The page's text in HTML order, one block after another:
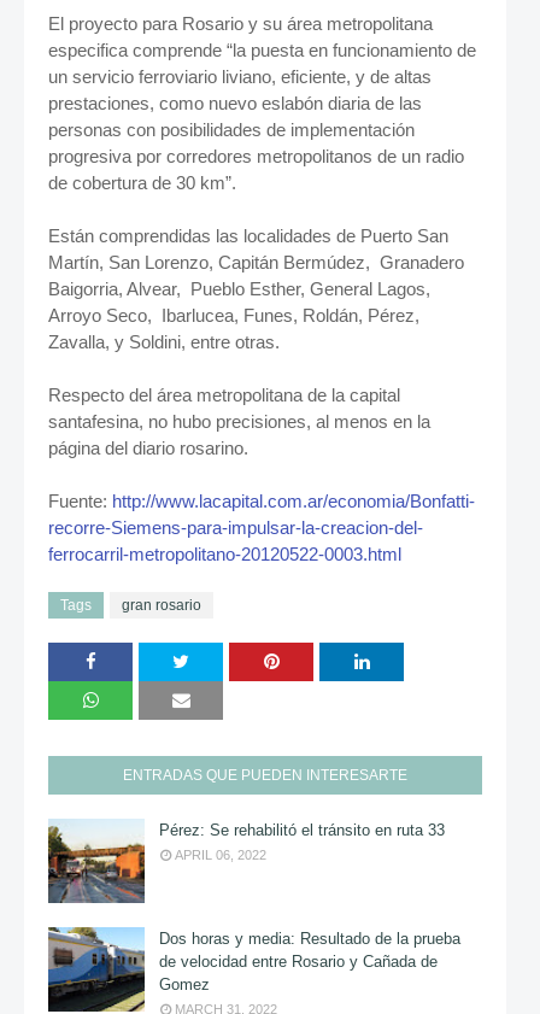
El proyecto para Rosario y su área metropolitana
especifica comprende “la puesta en funcionamiento de
un servicio ferroviario liviano, eficiente, y de altas
prestaciones, como nuevo eslabón diaria de las
personas con posibilidades de implementación
progresiva por corredores metropolitanos de un radio
de cobertura de 30 km”.
Están comprendidas las localidades de Puerto San
Martín, San Lorenzo, Capitán Bermúdez, Granadero
Baigorria, Alvear, Pueblo Esther, General Lagos,
Arroyo Seco, Ibarlucea, Funes, Roldán, Pérez,
Zavalla, y Soldini, entre otras.
Respecto del área metropolitana de la capital
santafesina, no hubo precisiones, al menos en la
página del diario rosarino.
Fuente: http://www.lacapital.com.ar/economia/Bonfatti-
recorre-Siemens-para-impulsar-la-creacion-del-
ferrocarril-metropolitano-20120522-0003.html
Tags gran rosario
ENTRADAS QUE PUEDEN INTERESARTE
Pérez: Se rehabilitó el tránsito en ruta 33
APRIL 06, 2022
Dos horas y media: Resultado de la prueba
de velocidad entre Rosario y Cañada de
Gomez
MARCH 31, 2022